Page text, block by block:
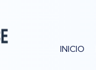
INICIO